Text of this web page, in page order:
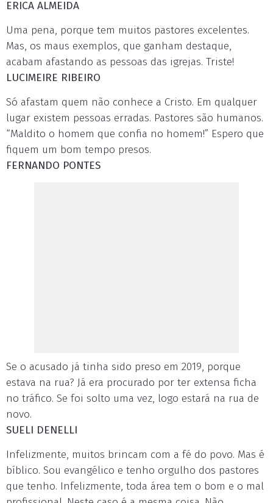
ERICA ALMEIDA
Uma pena, porque tem muitos pastores excelentes.
Mas, os maus exemplos, que ganham destaque,
acabam afastando as pessoas das igrejas. Triste!
LUCIMEIRE RIBEIRO
Só afastam quem não conhece a Cristo. Em qualquer
lugar existem pessoas erradas. Pastores são humanos.
“Maldito o homem que confia no homem!” Espero que
fiquem um bom tempo presos.
FERNANDO PONTES
Se o acusado já tinha sido preso em 2019, porque
estava na rua? Já era procurado por ter extensa ficha
no tráfico. Se foi solto uma vez, logo estará na rua de
novo.
SUELI DENELLI
Infelizmente, muitos brincam com a fé do povo. Mas é
bíblico. Sou evangélico e tenho orgulho dos pastores
que tenho. Infelizmente, toda área tem o bom e o mal